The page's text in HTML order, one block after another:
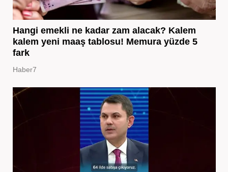
Hangi emekli ne kadar zam alacak? Kalem
kalem yeni maaş tablosu! Memura yüzde 5
fark
Haber7